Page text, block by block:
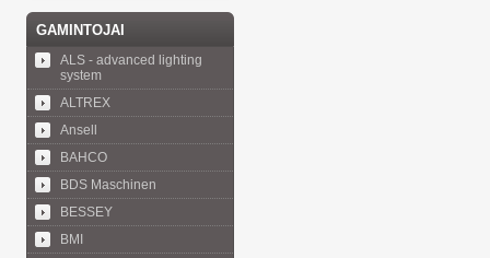
GAMINTOJAI
ALS - advanced lighting
system
ALTREX
Ansell
BAHCO
BDS Maschinen
BESSEY
BMI